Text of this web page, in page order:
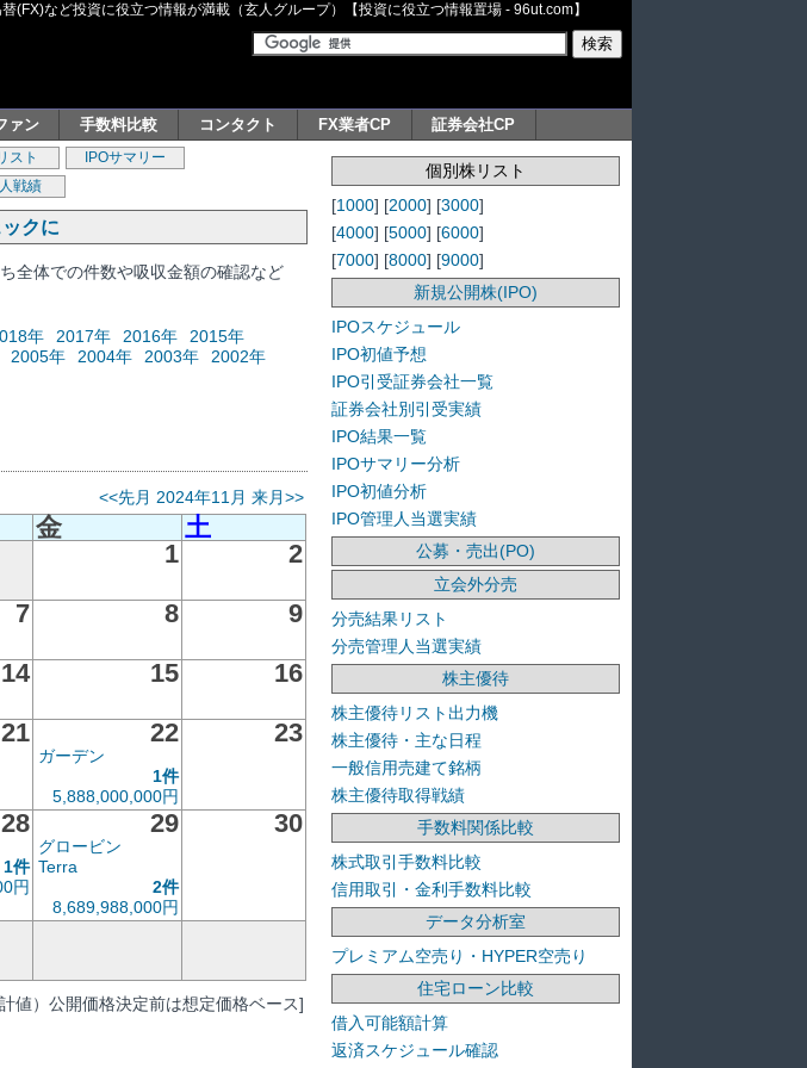
など投資に役立つ情報が満載（玄人グループ）【投資に役立つ情報置場 - 96ut.com】
ァン 手数料比較 コンタクト FX業者CP 証券会社CP
スト
IPOサマリー
戦績
クに
全体での件数や吸収金額の確認など
年 2017年 2016年
2015年
2005年 2004年 2003年
2002年
<<先月 2024年11月 来月>>
金
土
1
2
7 8
9
14 15
16
21 22
ガーデン
1件
5,888,000,000円
23
28
1件
円
29
グロービン
Terra
2件
8,689,988,000円
30
値）公開価格決定前は想定価格ベース]
個別株リスト
[1000] [2000] [3000]
[4000] [5000] [6000]
[7000] [8000] [9000]
新規公開株(IPO)
IPOスケジュール
IPO初値予想
IPO引受証券会社一覧
証券会社別引受実績
IPO結果一覧
IPOサマリー分析
IPO初値分析
IPO管理人当選実績
公募・売出(PO)
立会外分売
分売結果リスト
分売管理人当選実績
株主優待
株主優待リスト出力機
株主優待・主な日程
一般信用売建て銘柄
株主優待取得戦績
手数料関係比較
株式取引手数料比較
信用取引・金利手数料比較
データ分析室
プレミアム空売り・HYPER空売り
住宅ローン比較
借入可能額計算
返済スケジュール確認